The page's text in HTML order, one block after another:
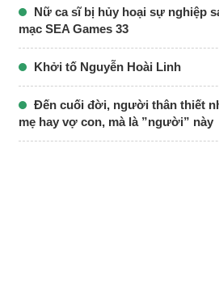
Nữ ca sĩ bị hủy hoại sự nghiệp
mạc SEA Games 33
Khởi tố Nguyễn Hoài Linh
Đến cuối đời, người thân thiết
mẹ hay vợ con, mà là ”người” này